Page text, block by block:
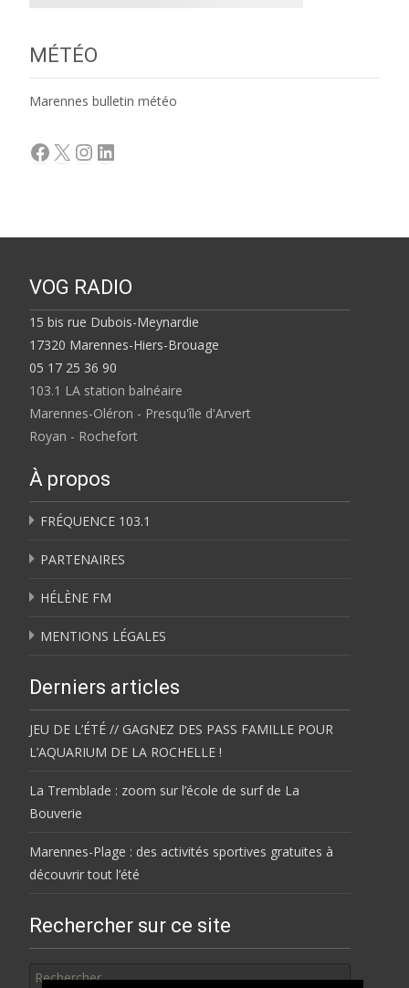
MÉTÉO
Marennes bulletin météo
Facebook
X Instagram
LinkedIn
VOG RADIO
15 bis rue Dubois-Meynardie
17320 Marennes-Hiers-Brouage
05 17 25 36 90
103.1 LA station balnéaire
Marennes-Oléron - Presqu'île d'Arvert
Royan - Rochefort
À propos
FRÉQUENCE 103.1
PARTENAIRES
HÉLÈNE FM
MENTIONS LÉGALES
Derniers articles
JEU DE L’ÉTÉ // GAGNEZ DES PASS FAMILLE POUR
L’AQUARIUM DE LA ROCHELLE !
La Tremblade : zoom sur l’école de surf de La
Bouverie
Marennes-Plage : des activités sportives gratuites à
découvrir tout l’été
Rechercher sur ce site